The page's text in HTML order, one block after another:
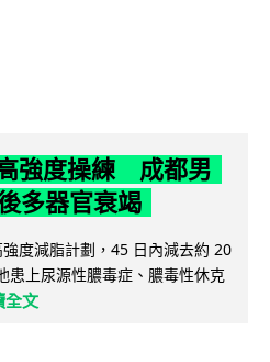
強度操練 成都男
多器官衰竭
度減脂計劃，45 日內減去約 20
患上尿源性膿毒症、膿毒性休克
全文